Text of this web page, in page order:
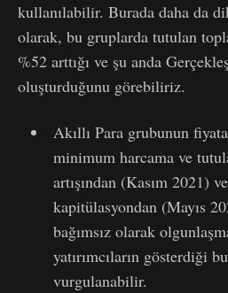
kullanılabilir. Burada daha da
olarak, bu gruplarda tutulan
%52 arttığı ve şu anda
oluşturduğunu görebiliriz.
Akıllı Para grubunun
minimum harcama ve
artışından (Kasım 2021)
kapitülasyondan (Mayıs
bağımsız olarak
yatırımcıların gösterdiği
vurgulanabilir.